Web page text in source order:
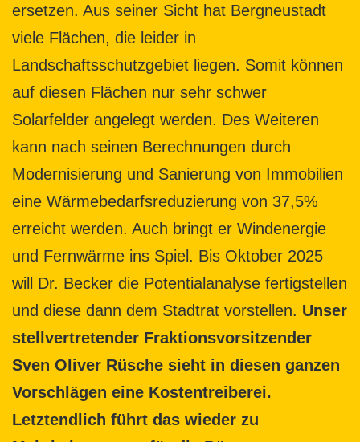
ersetzen. Aus seiner Sicht hat Bergneustadt
viele Flächen, die leider in
Landschaftsschutzgebiet liegen. Somit können
auf diesen Flächen nur sehr schwer
Solarfelder angelegt werden. Des Weiteren
kann nach seinen Berechnungen durch
Modernisierung und Sanierung von Immobilien
eine Wärmebedarfsreduzierung von 37,5%
erreicht werden. Auch bringt er Windenergie
und Fernwärme ins Spiel. Bis Oktober 2025
will Dr. Becker die Potentialanalyse fertigstellen
und diese dann dem Stadtrat vorstellen. Unser
stellvertretender Fraktionsvorsitzender
Sven Oliver Rüsche sieht in diesen ganzen
Vorschlägen eine Kostentreiberei.
Letztendlich führt das wieder zu